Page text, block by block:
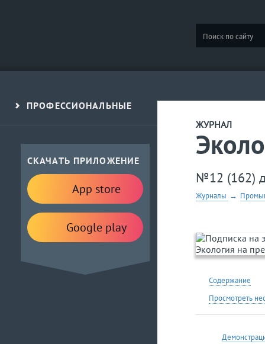
ПРОФЕССИОНАЛЬНЫЕ
СКАЧАТЬ ПРИЛОЖЕНИЕ
App store
Google play
ЖУРНАЛ
№12 (162)
Журналы →
Содержание
Просмотреть